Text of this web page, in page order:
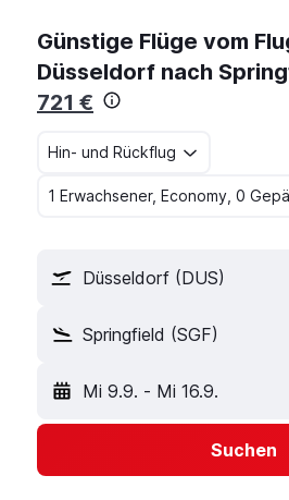
Günstige Flüge vom
Düsseldorf nach
721 €
Hin- und Rückflug
1 Erwachsener, Economy, 0
Düsseldorf (DUS)
Springfield (SGF)
Mi 9.9. - Mi 16.9.
Suchen